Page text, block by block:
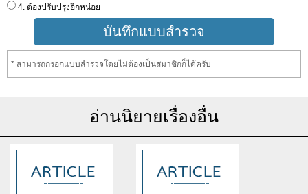
4. ต้องปรับปรุงอีกหน่อย
* สามารถกรอกแบบสำรวจโดยไม่ต้องเป็นสมาชิกก็ได้ครับ
อ่านนิยายเรื่องอื่น